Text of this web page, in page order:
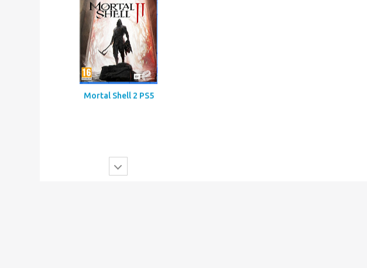
Mortal Shell 2 PS5